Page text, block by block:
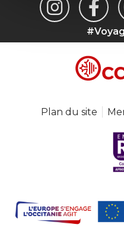
Plan du site